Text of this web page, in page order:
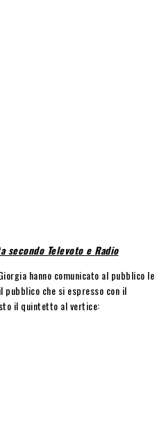
secondo Televoto e Radio
hanno comunicato al pubblico le
che si espresso con il
il quintetto al vertice: